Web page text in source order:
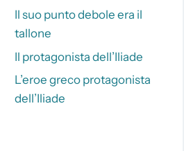
Il suo punto debole era il
tallone
Il protagonista dell’Iliade
L’eroe greco protagonista
dell’Iliade